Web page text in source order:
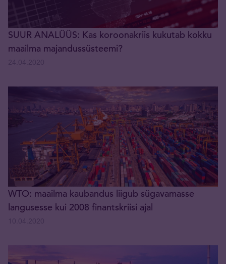
SUUR ANALÜÜS: Kas koroonakriis kukutab kokku
maailma majandussüsteemi?
WTO: maailma kaubandus liigub sügavamasse
langusesse kui 2008 finantskriisi ajal